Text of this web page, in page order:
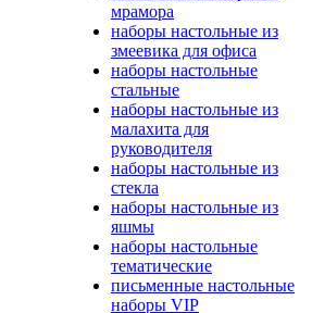
мрамора
наборы настольные из
змеевика для офиса
наборы настольные
стальные
наборы настольные из
малахита для
руководителя
наборы настольные из
стекла
наборы настольные из
яшмы
наборы настольные
тематические
письменные настольные
наборы VIP